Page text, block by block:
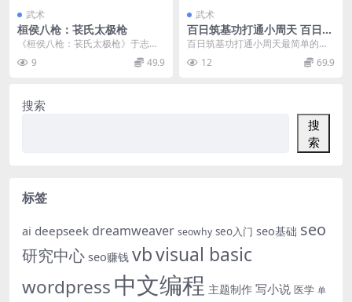
武术
桓侯八枪：苌氏太极枪
《桓侯八枪：苌氏太极枪》于志钧
扫描版[PDF]内容介绍： 打拳和使
用兵器的技术，...
9 49.9
武术
百日筑基功打通小周天 百日筑
基功法完整版
百日筑基功打通小周天最简单的方
法 百日筑基功法完整版 百日筑基打
通小周天动功+通...
12 69.9
搜索
搜
索
标签
ai deepseek dreamweaver seowhy seo入门 seo基础 seo
研究中心 seo赚钱 vbvisual basic
wordpress中文编程 主题制作 写小说 医学 单